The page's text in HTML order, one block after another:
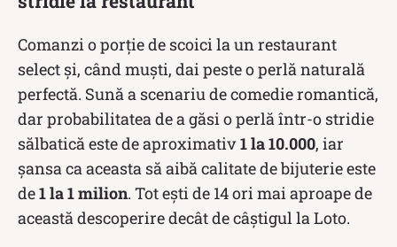
Comanzi o porție de scoici la un restaurant
select și, când muști, dai peste o perlă naturală
perfectă. Sună a scenariu de comedie romantică,
dar probabilitatea de a găsi o perlă într-o stridie
sălbatică este de aproximativ1 la 10.000, iar
șansa ca aceasta să aibă calitate de bijuterie este
de1 la 1 milion. Tot ești de 14 ori mai aproape de
această descoperire decât de câștigul la Loto.